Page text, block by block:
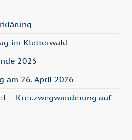
im Kletterwald
2026
am 26. April 2026
– Kreuzwegwanderung auf